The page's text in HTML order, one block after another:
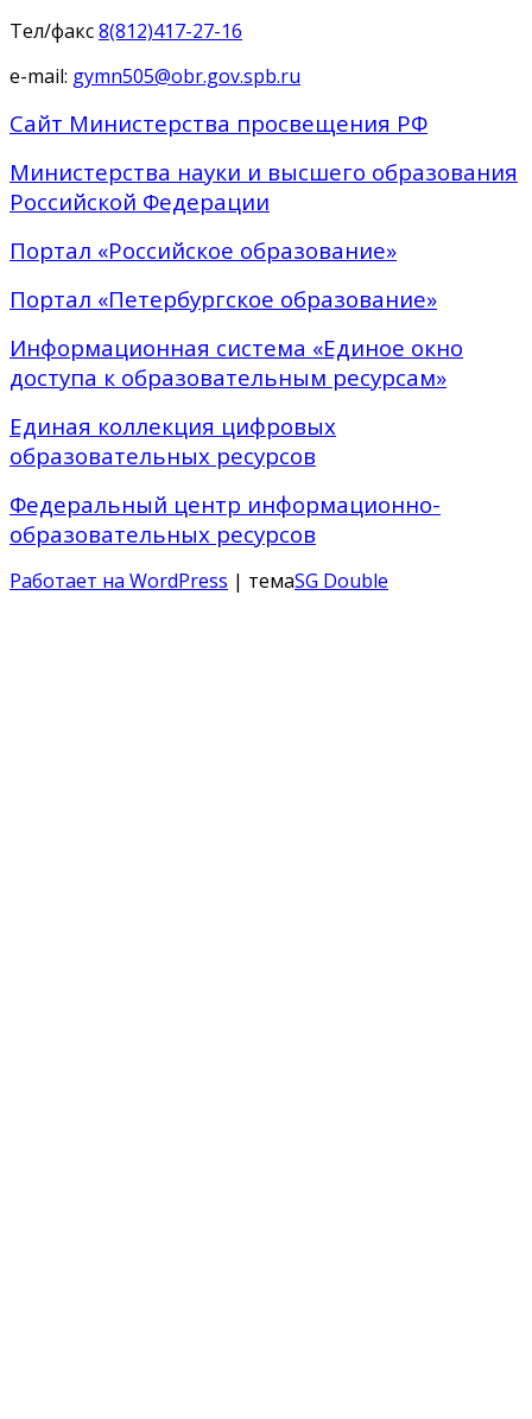
Тел/факс8(812)417-27-16
e-mail: gymn505@obr.gov.spb.ru
Сайт Министерства просвещения РФ
Министерства науки и высшего образования
Российской Федерации
Портал «Российское образование»
Портал «Петербургское образование»
Информационная система «Единое окно
доступа к образовательным ресурсам»
Единая коллекция цифровых
образовательных ресурсов
Федеральный центр информационно-
образовательных ресурсов
Работает на WordPress | темаSG Double